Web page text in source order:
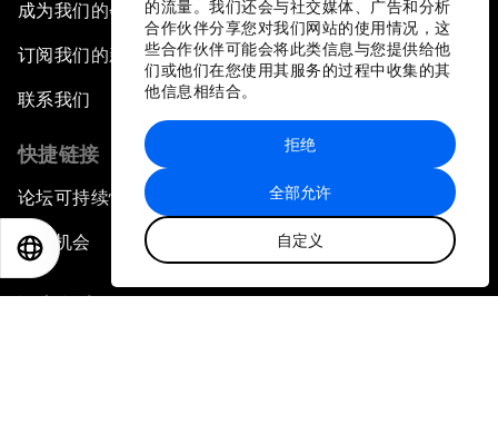
的流量。我们还会与社交媒体、广告和分析
合作伙伴分享您对我们网站的使用情况，这
些合作伙伴可能会将此类信息与您提供给他
们或他们在您使用其服务的过程中收集的其
他信息相结合。
全部允许
自定义
拒绝
成为我们的会员
订阅我们的新闻稿
联系我们
快捷链接
论坛可持续性
工作机会
EN